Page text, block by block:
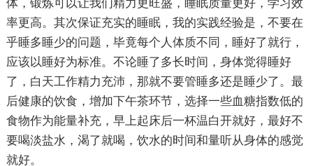
体，锻炼可以让我们精力更旺盛，睡眠质量更好，学习效
率更高。其次保证充实的睡眠，我的实践经验是，不要在
乎睡多睡少的问题，毕竟每个人体质不同，睡好了就行，
应该以睡好为标准。不论睡了多长时间，身体觉得睡好
了，白天工作精力充沛，那就不要管睡多还是睡少了。最
后健康的饮食，增加下午茶环节，选择一些血糖指数低的
食物作为能量补充，早上起床后一杯温白开就好，最好不
要喝淡盐水，渴了就喝，饮水的时间和量听从身体的感觉
就好。